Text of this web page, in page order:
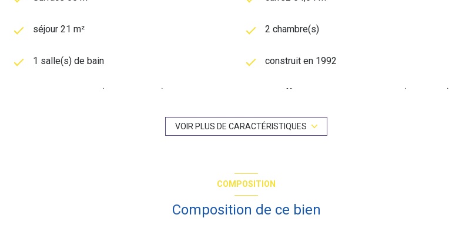
séjour 21 m² 2 chambre(s)
1 salle(s) de bain construit en 1992
cuisine séparée (semi-équipée) Chauffage individuel : convecteur (electrique)
1 niveau(x)
vue Rue et Terrain de sports et Jardin
VOIR PLUS DE CARACTÉRISTIQUES
COMPOSITION
Composition de ce bien